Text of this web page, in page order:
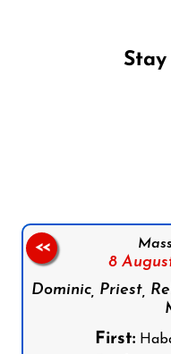
8
Dominic, Priest,
First:
<<